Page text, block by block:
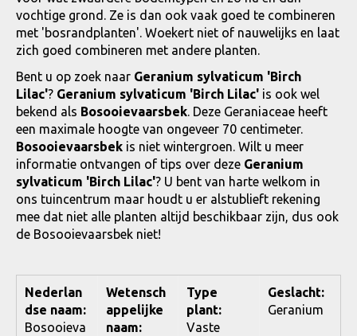
vochtige grond. Ze is dan ook vaak goed te combineren
met 'bosrandplanten'. Woekert niet of nauwelijks en laat
zich goed combineren met andere planten.
Bent u op zoek naar Geranium sylvaticum 'Birch
Lilac'? Geranium sylvaticum 'Birch Lilac' is ook wel
bekend als Bosooievaarsbek . Deze Geraniaceae heeft
een maximale hoogte van ongeveer 70 centimeter.
Bosooievaarsbek is niet wintergroen. Wilt u meer
informatie ontvangen of tips over deze Geranium
sylvaticum 'Birch Lilac'? U bent van harte welkom in
ons tuincentrum maar houdt u er alstublieft rekening
mee dat niet alle planten altijd beschikbaar zijn, dus ook
de Bosooievaarsbek niet!
Nederlan
dse naam:
Bosooieva
Wetensch
appelijke
naam:
Type
plant:
Vaste
Geslacht:
Geranium